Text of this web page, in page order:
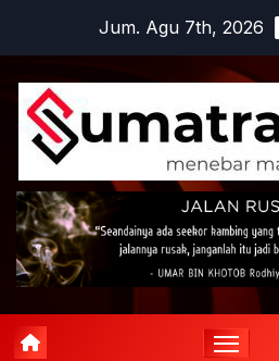
content
Jum. Agu 7th, 2026